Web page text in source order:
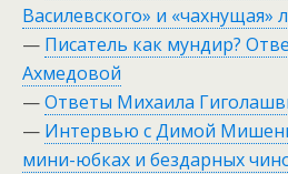
Василевского» и «чахнущая»
— Писатель как мундир?
Ахмедовой
—Ответы Михаила
— Интервью с Димой
мини-юбках и бездарных